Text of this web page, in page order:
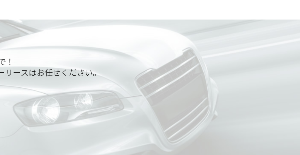
！
ースはお任せください。